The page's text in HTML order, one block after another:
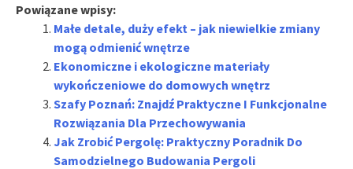
Powiązane wpisy:
Małe detale, duży efekt – jak niewielkie zmiany
mogą odmienić wnętrze
Ekonomiczne i ekologiczne materiały
wykończeniowe do domowych wnętrz
Szafy Poznań: Znajdź Praktyczne I Funkcjonalne
Rozwiązania Dla Przechowywania
Jak Zrobić Pergolę: Praktyczny Poradnik Do
Samodzielnego Budowania Pergoli